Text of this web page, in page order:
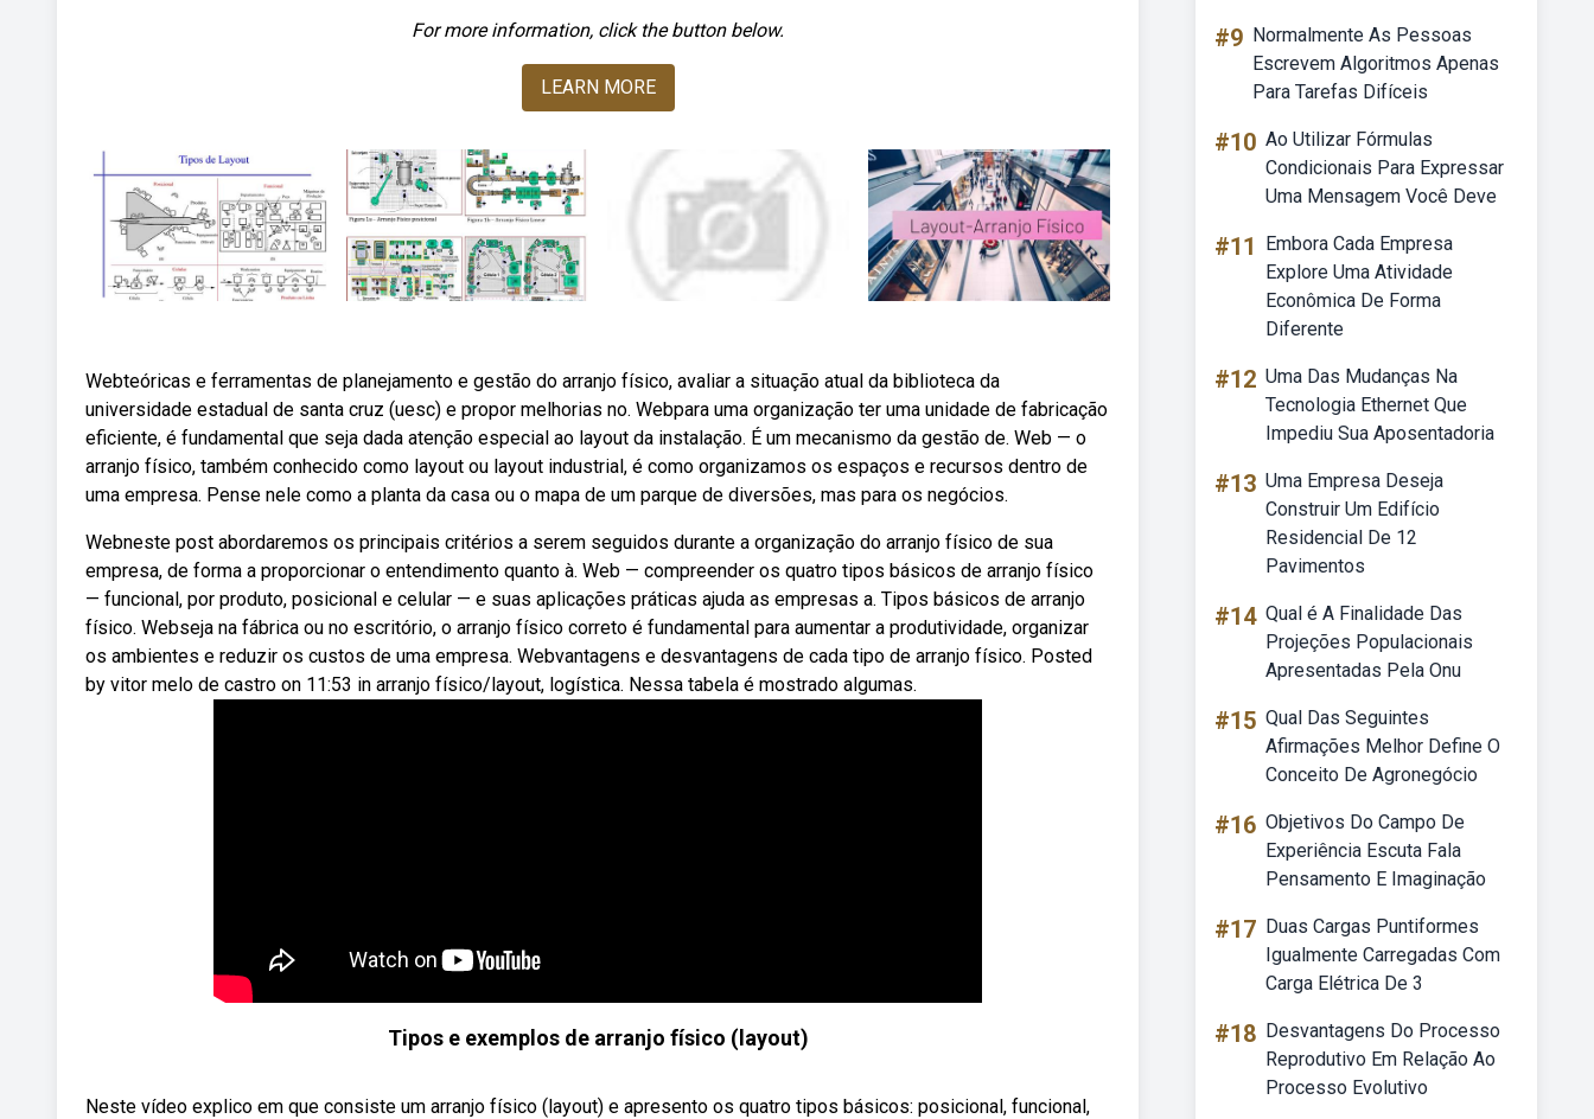
For more information, click the button below.
LEARN MORE
Webteóricas e ferramentas de planejamento e gestão do arranjo físico, avaliar a situação atual da biblioteca da
universidade estadual de santa cruz (uesc) e propor melhorias no. Webpara uma organização ter uma unidade de fabricação
eficiente, é fundamental que seja dada atenção especial ao layout da instalação. É um mecanismo da gestão de. Web — o
arranjo físico, também conhecido como layout ou layout industrial, é como organizamos os espaços e recursos dentro de
uma empresa. Pense nele como a planta da casa ou o mapa de um parque de diversões, mas para os negócios.
Webneste post abordaremos os principais critérios a serem seguidos durante a organização do arranjo físico de sua
empresa, de forma a proporcionar o entendimento quanto à. Web — compreender os quatro tipos básicos de arranjo físico
— funcional, por produto, posicional e celular — e suas aplicações práticas ajuda as empresas a. Tipos básicos de arranjo
físico. Webseja na fábrica ou no escritório, o arranjo físico correto é fundamental para aumentar a produtividade, organizar
os ambientes e reduzir os custos de uma empresa. Webvantagens e desvantagens de cada tipo de arranjo físico. Posted
by vitor melo de castro on 11:53 in arranjo físico/layout, logística. Nessa tabela é mostrado algumas.
Tipos e exemplos de arranjo físico (layout)
Neste vídeo explico em que consiste um arranjo físico (layout) e apresento os quatro tipos básicos: posicional, funcional,
#9 Normalmente As Pessoas
Escrevem Algoritmos Apenas
Para Tarefas Difíceis
#10 Ao Utilizar Fórmulas
Condicionais Para Expressar
Uma Mensagem Você Deve
#11
Embora Cada Empresa
Explore Uma Atividade
Econômica De Forma
Diferente
#12 Uma Das Mudanças Na
Tecnologia Ethernet Que
Impediu Sua Aposentadoria
#13 Uma Empresa Deseja
Construir Um Edifício
Residencial De 12
Pavimentos
#14 Qual é A Finalidade Das
Projeções Populacionais
Apresentadas Pela Onu
#15 Qual Das Seguintes
Afirmações Melhor Define O
Conceito De Agronegócio
#16 Objetivos Do Campo De
Experiência Escuta Fala
Pensamento E Imaginação
#17 Duas Cargas Puntiformes
Igualmente Carregadas Com
Carga Elétrica De 3
#18 Desvantagens Do Processo
Reprodutivo Em Relação Ao
Processo Evolutivo